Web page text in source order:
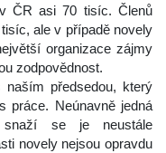
ČR asi 70 tisíc. Členů
ale v případě novely
organizace zájmy
zodpovědnost.
předsedou, který
práce. Neúnavně jedná
se je neustále
novely nejsou opravdu